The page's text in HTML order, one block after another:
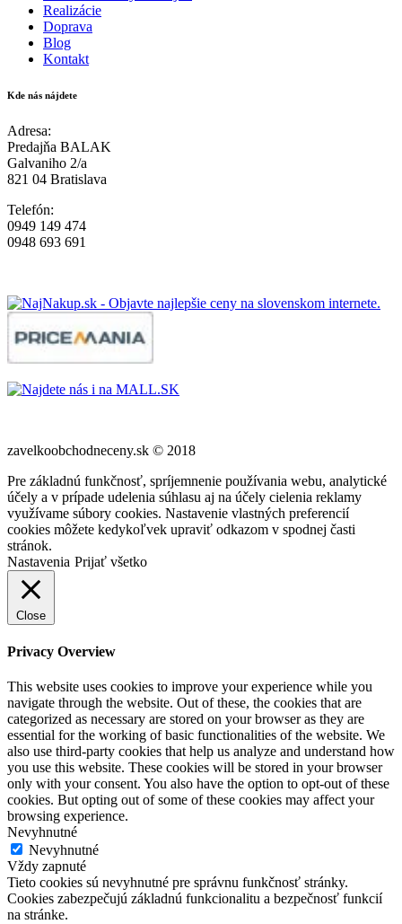
Realizácie
Doprava
Blog
Kontakt
Kde nás nájdete
Adresa:
Predajňa BALAK
Galvaniho 2/a
821 04 Bratislava
Telefón:
0949 149 474
0948 693 691
zavelkoobchodneceny.sk © 2018
Pre základnú funkčnosť, spríjemnenie používania webu, analytické
účely a v prípade udelenia súhlasu aj na účely cielenia reklamy
využívame súbory cookies. Nastavenie vlastných preferencií
cookies môžete kedykoľvek upraviť odkazom v spodnej časti
stránok.
Nastavenia Prijať všetko
Close
Privacy Overview
This website uses cookies to improve your experience while you
navigate through the website. Out of these, the cookies that are
categorized as necessary are stored on your browser as they are
essential for the working of basic functionalities of the website. We
also use third-party cookies that help us analyze and understand how
you use this website. These cookies will be stored in your browser
only with your consent. You also have the option to opt-out of these
cookies. But opting out of some of these cookies may affect your
browsing experience.
Nevyhnutné
Nevyhnutné
Vždy zapnuté
Tieto cookies sú nevyhnutné pre správnu funkčnosť stránky.
Cookies zabezpečujú základnú funkcionalitu a bezpečnosť funkcií
na stránke.